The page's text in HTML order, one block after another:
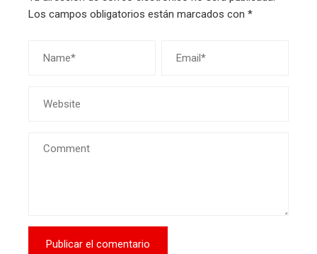
Los campos obligatorios están marcados con *